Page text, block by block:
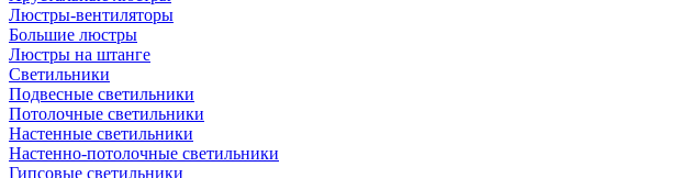
Люстры-вентиляторы
Большие люстры
Люстры на штанге
Светильники
Подвесные светильники
Потолочные светильники
Настенные светильники
Настенно-потолочные светильники
Гипсовые светильники